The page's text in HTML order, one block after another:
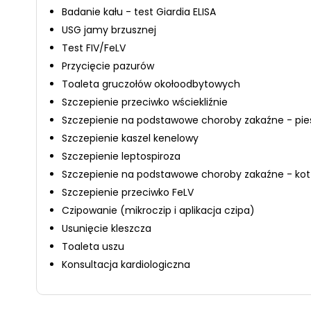
Badanie kału - test Giardia ELISA
USG jamy brzusznej
Test FIV/FeLV
Przycięcie pazurów
Toaleta gruczołów okołoodbytowych
Szczepienie przeciwko wściekliźnie
Szczepienie na podstawowe choroby zakaźne -
Szczepienie kaszel kenelowy
Szczepienie leptospiroza
Szczepienie na podstawowe choroby zakaźne - kot
Szczepienie przeciwko FeLV
Czipowanie (mikroczip i aplikacja czipa)
Usunięcie kleszcza
Toaleta uszu
Konsultacja kardiologiczna